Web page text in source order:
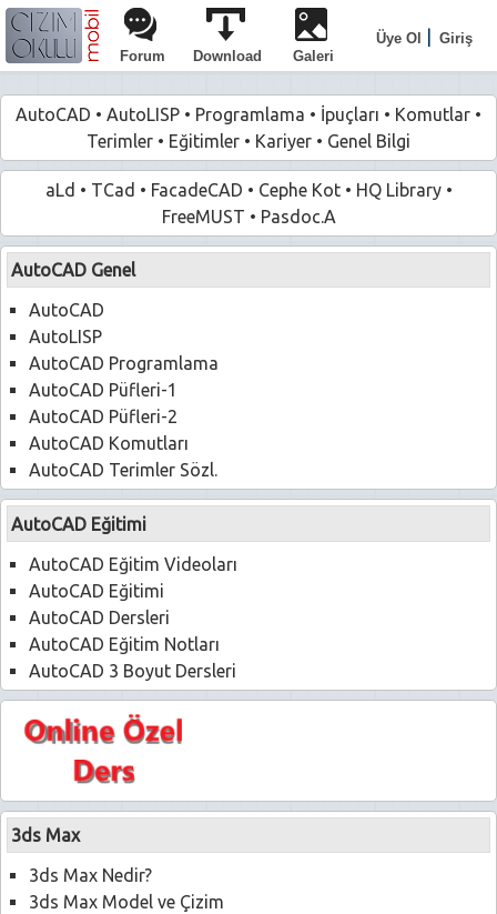
Üye Ol
Giriş
Forum
Download Galeri
AutoCAD • AutoLISP • Programlama • İpuçları • Komutlar •
Terimler • Eğitimler • Kariyer • Genel Bilgi
aLd • TCad • FacadeCAD • Cephe Kot• HQ Library•
FreeMUST • Pasdoc.A
AutoCAD Genel
AutoCAD
AutoLISP
AutoCAD Programlama
AutoCAD Püfleri-1
AutoCAD Püfleri-2
AutoCAD Komutları
AutoCAD Terimler Sözl.
AutoCAD Eğitimi
AutoCAD Eğitim Videoları
AutoCAD Eğitimi
AutoCAD Dersleri
AutoCAD Eğitim Notları
AutoCAD 3 Boyut Dersleri
3ds Max
3ds Max Nedir?
3ds Max Model ve Çizim